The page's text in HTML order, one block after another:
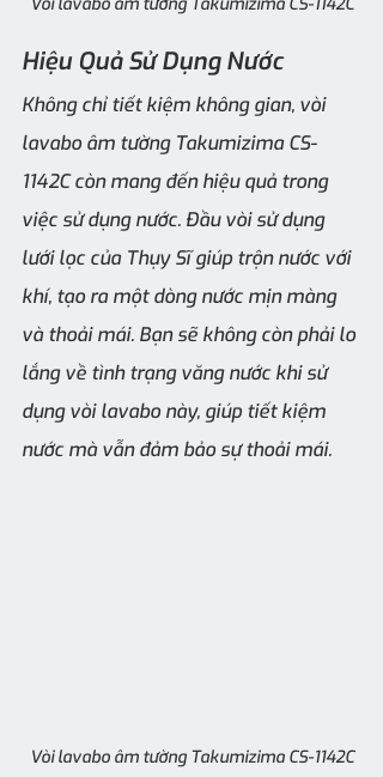
Hiệu Quả Sử Dụng Nước
Không chỉ tiết kiệm không gian, vòi
lavabo âm tường Takumizima CS-
1142C còn mang đến hiệu quả trong
việc sử dụng nước. Đầu vòi sử dụng
lưới lọc của Thụy Sĩ giúp trộn nước với
khí, tạo ra một dòng nước mịn màng
và thoải mái. Bạn sẽ không còn phải lo
lắng về tình trạng văng nước khi sử
dụng vòi lavabo này, giúp tiết kiệm
nước mà vẫn đảm bảo sự thoải mái.
Vòi lavabo âm tường Takumizima CS-1142C